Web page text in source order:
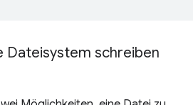
Dateisystem schreiben